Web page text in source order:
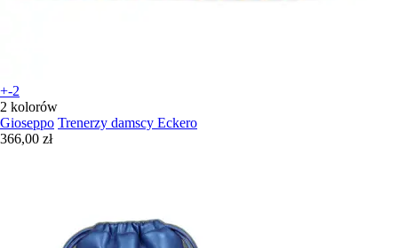
+-2
2 kolorów
Gioseppo Trenerzy damscy Eckero
366,00 zł